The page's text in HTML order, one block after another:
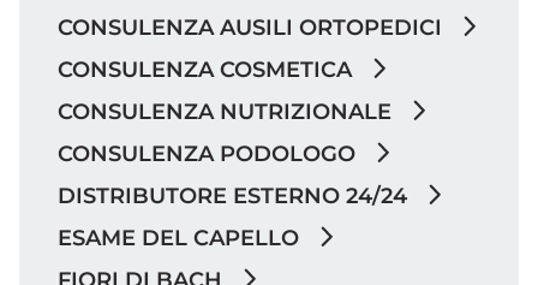
CONSULENZA AUSILI ORTOPEDICI
CONSULENZA COSMETICA
CONSULENZA NUTRIZIONALE
CONSULENZA PODOLOGO
DISTRIBUTORE ESTERNO 24/24
ESAME DEL CAPELLO